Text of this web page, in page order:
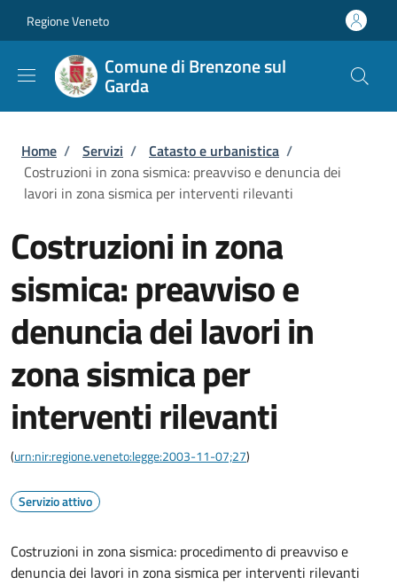
Regione Veneto
Comune di Brenzone sul
Garda
Briciole di pane
Home / Servizi / Catasto e urbanistica /
Costruzioni in zona sismica: preavviso e denuncia dei
lavori in zona sismica per interventi rilevanti
Costruzioni in zona
sismica: preavviso e
denuncia dei lavori in
zona sismica per
interventi rilevanti
(urn:nir:regione.veneto:legge:2003-11-07;27)
Servizio attivo
Costruzioni in zona sismica: procedimento di preavviso e
denuncia dei lavori in zona sismica per interventi rilevanti